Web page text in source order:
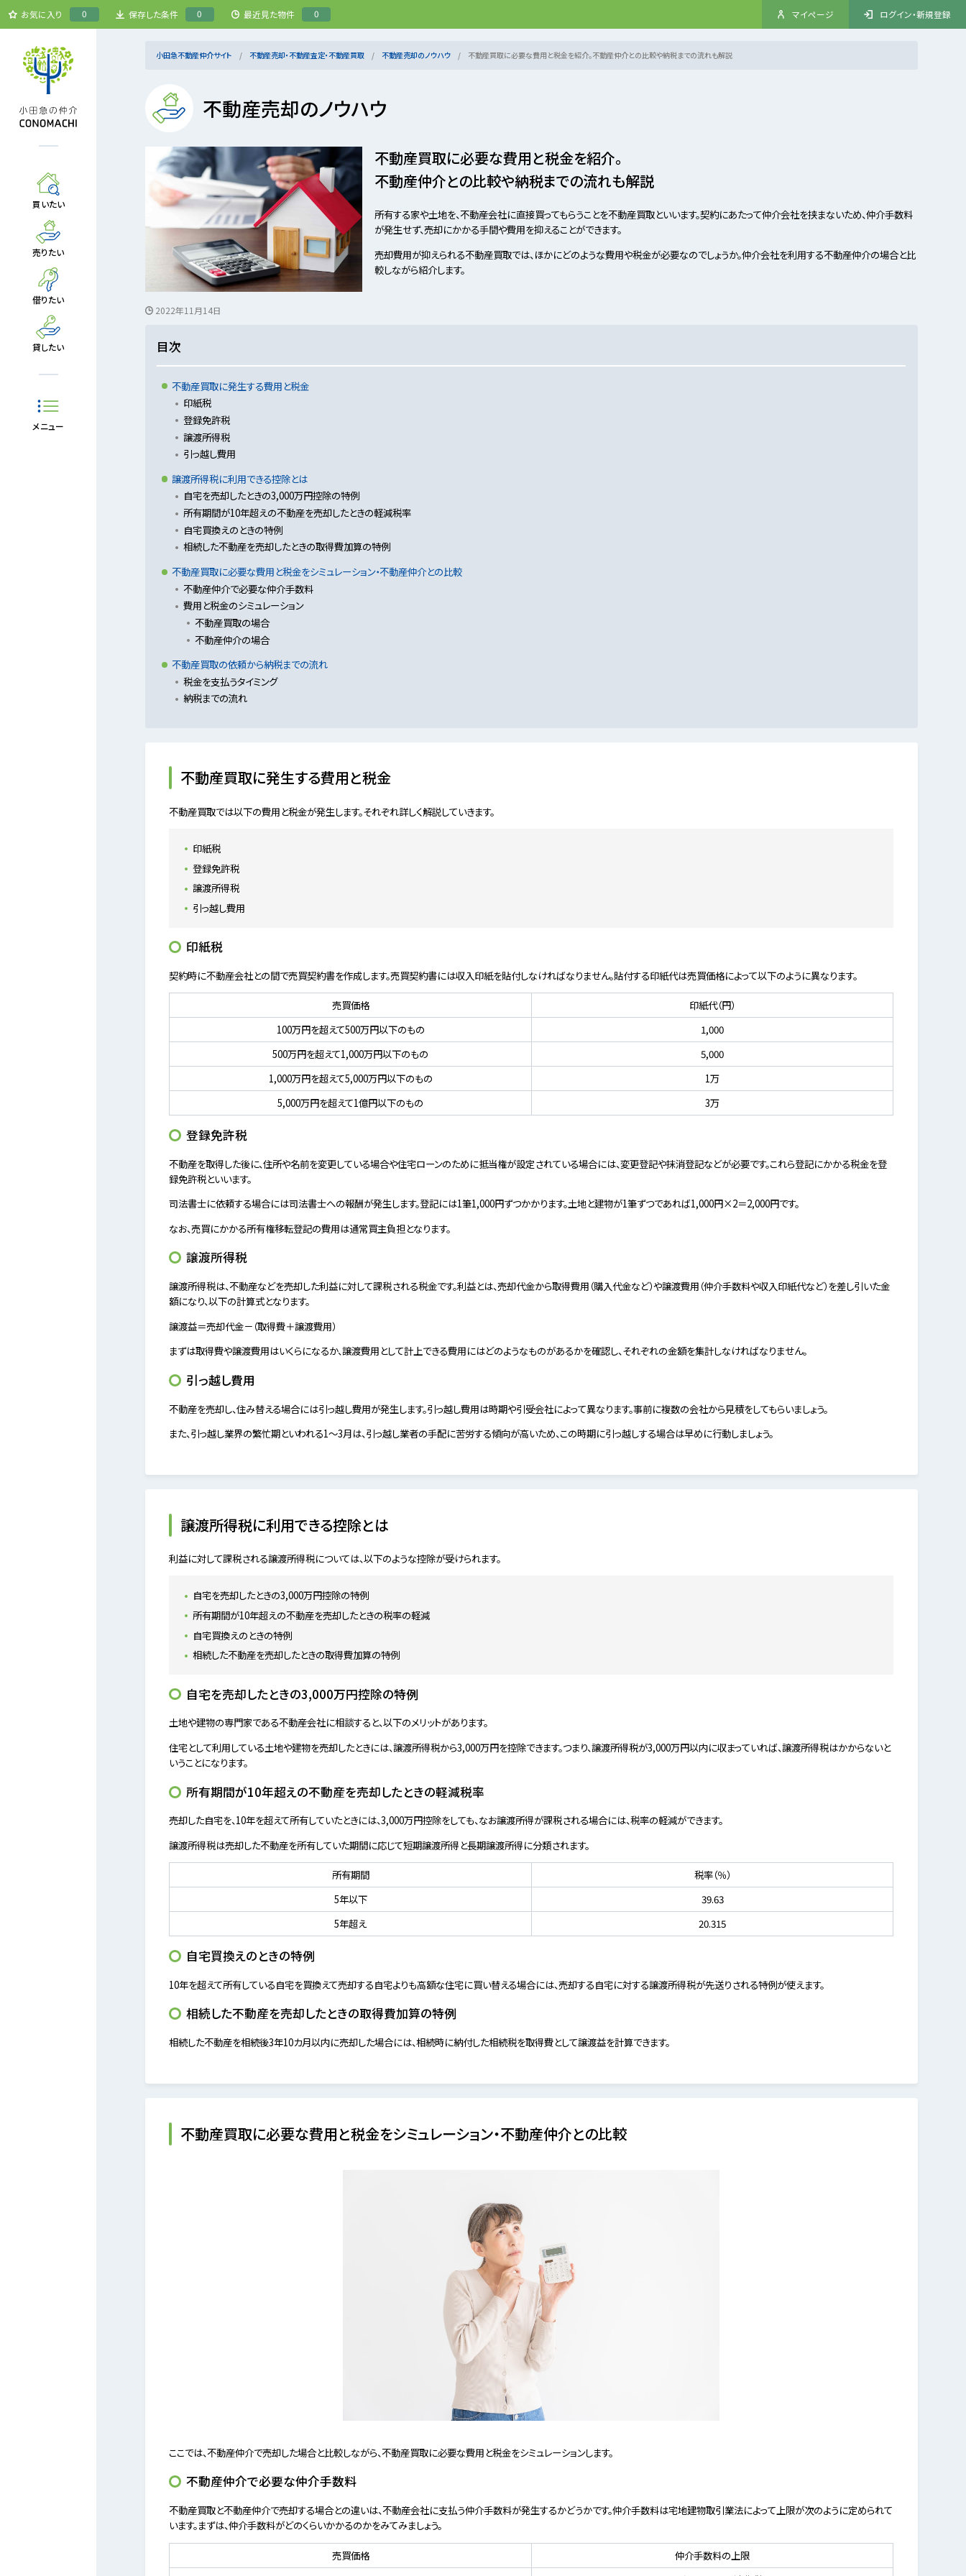
お気に入り 0 保存した条件 0 最近見た物件 0 マイページ ログイン・新規登録
買いたい
売りたい
借りたい
貸したい
メニュー
小田急不動産仲介サイト 不動産売却・不動産査定・不動産買取 不動産売却のノウハウ 不動産買取に必要な費用と税金を紹介。不動産仲介との比較や納税までの流れも解説
不動産売却のノウハウ
不動産買取に必要な費用と税金を紹介。
不動産仲介との比較や納税までの流れも解説
所有する家や土地を、不動産会社に直接買ってもらうことを不動産買取といいます。契約にあたって仲介会社を挟まないため、仲介手数料
が発生せず、売却にかかる手間や費用を抑えることができます。
売却費用が抑えられる不動産買取では、ほかにどのような費用や税金が必要なのでしょうか。仲介会社を利用する不動産仲介の場合と比
較しながら紹介します。
2022年11月14日
目次
不動産買取に発生する費用と税金
印紙税
登録免許税
譲渡所得税
引っ越し費用
譲渡所得税に利用できる控除とは
自宅を売却したときの3,000万円控除の特例
所有期間が10年超えの不動産を売却したときの軽減税率
自宅買換えのときの特例
相続した不動産を売却したときの取得費加算の特例
不動産買取に必要な費用と税金をシミュレーション・不動産仲介との比較
不動産仲介で必要な仲介手数料
費用と税金のシミュレーション
不動産買取の場合
不動産仲介の場合
不動産買取の依頼から納税までの流れ
税金を支払うタイミング
納税までの流れ
不動産買取に発生する費用と税金
不動産買取では以下の費用と税金が発生します。それぞれ詳しく解説していきます。
印紙税
登録免許税
譲渡所得税
引っ越し費用
印紙税
契約時に不動産会社との間で売買契約書を作成します。売買契約書には収入印紙を貼付しなければなりません。貼付する印紙代は売買価格によって以下のように異なります。
売買価格
印紙代（円）
100万円を超えて500万円以下のもの
1,000
500万円を超えて1,000万円以下のもの
5,000
1,000万円を超えて5,000万円以下のもの
1万
5,000万円を超えて1億円以下のもの
3万
登録免許税
不動産を取得した後に、住所や名前を変更している場合や住宅ローンのために抵当権が設定されている場合には、変更登記や抹消登記などが必要です。これら登記にかかる税金を登
録免許税といいます。
司法書士に依頼する場合には司法書士への報酬が発生します。登記には1筆1,000円ずつかかります。土地と建物が1筆ずつであれば1,000円×2＝2,000円です。
なお、売買にかかる所有権移転登記の費用は通常買主負担となります。
譲渡所得税
譲渡所得税は、不動産などを売却した利益に対して課税される税金です。利益とは、売却代金から取得費用（購入代金など）や譲渡費用（仲介手数料や収入印紙代など）を差し引いた金
額になり、以下の計算式となります。
譲渡益＝売却代金－（取得費＋譲渡費用）
まずは取得費や譲渡費用はいくらになるか、譲渡費用として計上できる費用にはどのようなものがあるかを確認し、それぞれの金額を集計しなければなりません。
引っ越し費用
不動産を売却し、住み替える場合には引っ越し費用が発生します。引っ越し費用は時期や引受会社によって異なります。事前に複数の会社から見積をしてもらいましょう。
また、引っ越し業界の繁忙期といわれる1〜3月は、引っ越し業者の手配に苦労する傾向が高いため、この時期に引っ越しする場合は早めに行動しましょう。
譲渡所得税に利用できる控除とは
利益に対して課税される譲渡所得税については、以下のような控除が受けられます。
自宅を売却したときの3,000万円控除の特例
所有期間が10年超えの不動産を売却したときの税率の軽減
自宅買換えのときの特例
相続した不動産を売却したときの取得費加算の特例
自宅を売却したときの3,000万円控除の特例
土地や建物の専門家である不動産会社に相談すると、以下のメリットがあります。
住宅として利用している土地や建物を売却したときには、譲渡所得税から3,000万円を控除できます。つまり、譲渡所得税が3,000万円以内に収まっていれば、譲渡所得税はかからないと
いうことになります。
所有期間が10年超えの不動産を売却したときの軽減税率
売却した自宅を、10年を超えて所有していたときには、3,000万円控除をしても、なお譲渡所得が課税される場合には、税率の軽減ができます。
譲渡所得税は売却した不動産を所有していた期間に応じて短期譲渡所得と長期譲渡所得に分類されます。
所有期間
税率（％）
5年以下
39.63
5年超え
20.315
自宅買換えのときの特例
10年を超えて所有している自宅を買換えて売却する自宅よりも高額な住宅に買い替える場合には、売却する自宅に対する譲渡所得税が先送りされる特例が使えます。
相続した不動産を売却したときの取得費加算の特例
相続した不動産を相続後3年10カ月以内に売却した場合には、相続時に納付した相続税を取得費として譲渡益を計算できます。
不動産買取に必要な費用と税金をシミュレーション・不動産仲介との比較
ここでは、不動産仲介で売却した場合と比較しながら、不動産買取に必要な費用と税金をシミュレーションします。
不動産仲介で必要な仲介手数料
不動産買取と不動産仲介で売却する場合との違いは、不動産会社に支払う仲介手数料が発生するかどうかです。仲介手数料は宅地建物取引業法によって上限が次のように定められて
います。まずは、仲介手数料がどのくらいかかるのかをみてみましょう。
売買価格
仲介手数料の上限